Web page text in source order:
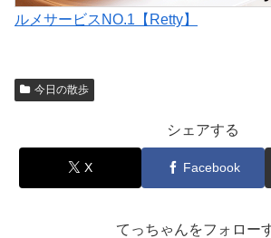
ルメサービスNO.1【Retty】
今日の散歩
シェアする
X Facebook
てっちゃんをフォロー